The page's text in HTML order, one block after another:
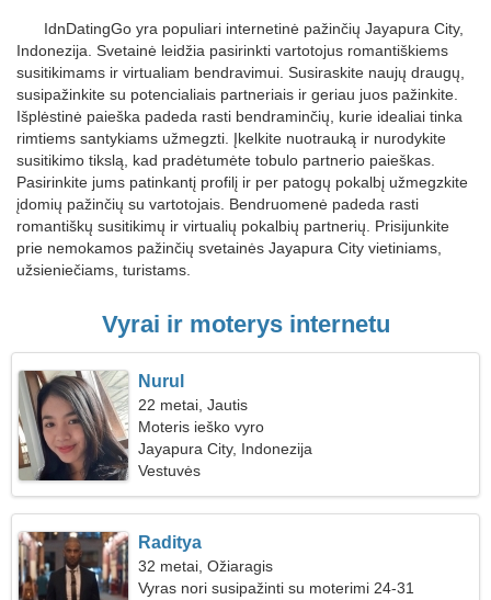
IdnDatingGo yra populiari internetinė pažinčių Jayapura City,
Indonezija. Svetainė leidžia pasirinkti vartotojus romantiškiems
susitikimams ir virtualiam bendravimui. Susiraskite naujų draugų,
susipažinkite su potencialiais partneriais ir geriau juos pažinkite.
Išplėstinė paieška padeda rasti bendraminčių, kurie idealiai tinka
rimtiems santykiams užmegzti. Įkelkite nuotrauką ir nurodykite
susitikimo tikslą, kad pradėtumėte tobulo partnerio paieškas.
Pasirinkite jums patinkantį profilį ir per patogų pokalbį užmegzkite
įdomių pažinčių su vartotojais. Bendruomenė padeda rasti
romantiškų susitikimų ir virtualių pokalbių partnerių. Prisijunkite
prie nemokamos pažinčių svetainės Jayapura City vietiniams,
užsieniečiams, turistams.
Vyrai ir moterys internetu
Nurul
22 metai, Jautis
Moteris ieško vyro
Jayapura City, Indonezija
Vestuvės
Raditya
32 metai, Ožiaragis
Vyras nori susipažinti su moterimi 24-31